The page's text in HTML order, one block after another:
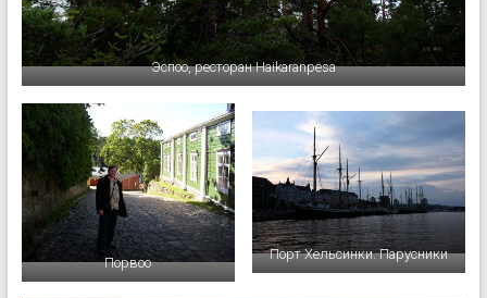
Эспоо, ресторан Haikaranpesa
Порвоо
Порт Хельсинки. Парусники